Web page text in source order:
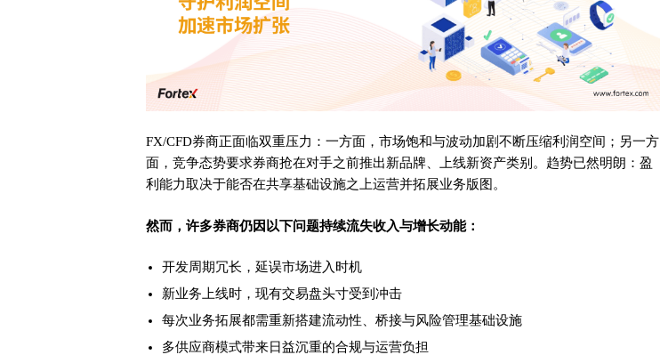
FX/CFD券商正面临双重压力：一方面，市场饱和与波动加剧不断压缩利润空间；另一方
面，竞争态势要求券商抢在对手之前推出新品牌、上线新资产类别。趋势已然明朗：盈
利能力取决于能否在共享基础设施之上运营并拓展业务版图。
然而，许多券商仍因以下问题持续流失收入与增长动能：
开发周期冗长，延误市场进入时机
新业务上线时，现有交易盘头寸受到冲击
每次业务拓展都需重新搭建流动性、桥接与风险管理基础设施
多供应商模式带来日益沉重的合规与运营负担